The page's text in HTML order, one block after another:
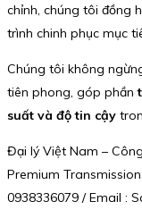
chỉnh, chúng tôi đồng
trình chinh phục mục
Chúng tôi không
tiên phong, góp phần
suất và độ tin cậy
Đại lý Việt Nam –
Premium
0938336079 / Email :